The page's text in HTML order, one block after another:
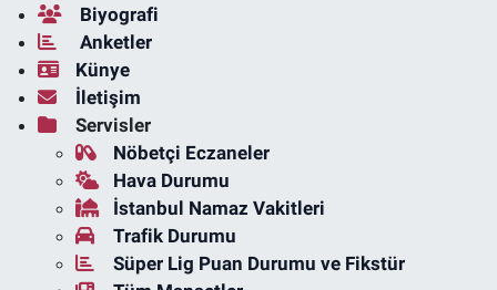
Biyografi
Anketler
Künye
İletişim
Servisler
Nöbetçi Eczaneler
Hava Durumu
İstanbul Namaz Vakitleri
Trafik Durumu
Süper Lig Puan Durumu ve Fikstür